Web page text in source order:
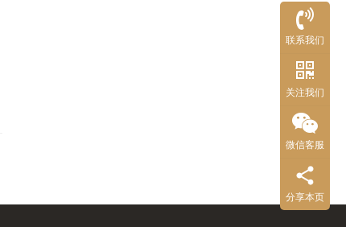
联系我们
关注我们
微信客服
分享本页